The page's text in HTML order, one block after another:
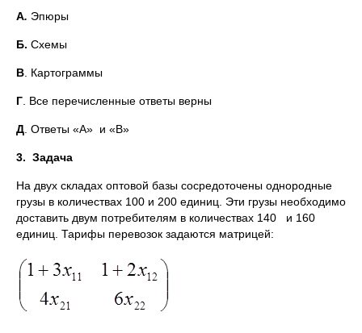
А. Эпюры
Б. Схемы
В . Картограммы
Г . Все перечисленные ответы верны
Д . Ответы «А» и «В»
3. Задача
На двух складах оптовой базы сосредоточены однородные
грузы в количествах 100 и 200 единиц. Эти грузы необходимо
доставить двум потребителям в количествах 140 и 160
единиц. Тарифы перевозок задаются матрицей: